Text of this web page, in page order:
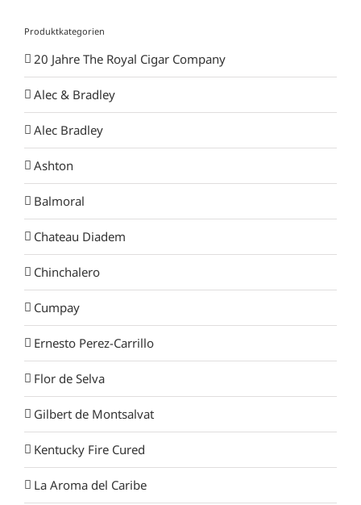
Produktkategorien
20 Jahre The Royal Cigar Company
Alec & Bradley
Alec Bradley
Ashton
Balmoral
Chateau Diadem
Chinchalero
Cumpay
Ernesto Perez-Carrillo
Flor de Selva
Gilbert de Montsalvat
Kentucky Fire Cured
La Aroma del Caribe